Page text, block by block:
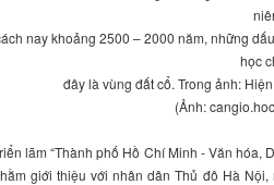
nay khoảng 2500 – 2000 năm, những
học
đây là vùng đất cổ. Trong ảnh:
(Ảnh:
lãm “Thành phố Hồ Chí Minh - Văn hóa,
giới thiệu với nhân dân Thủ đô Hà